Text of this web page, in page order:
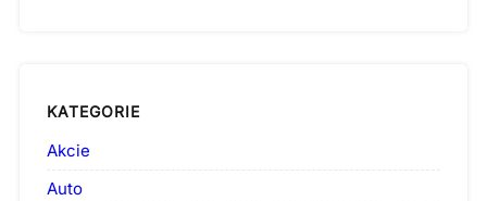
KATEGORIE
Akcie
Auto